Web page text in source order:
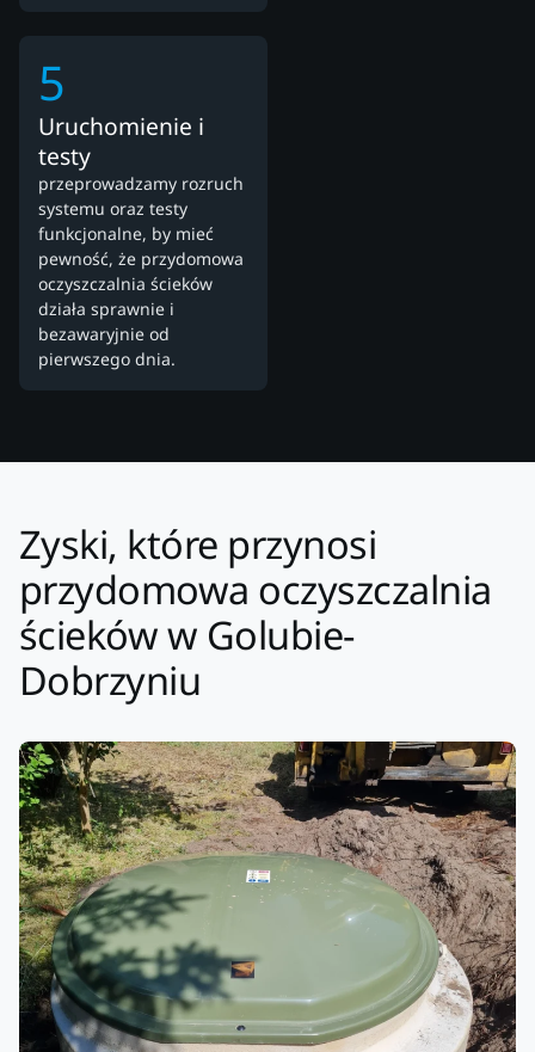
5
Uruchomienie i
testy
przeprowadzamy rozruch
systemu oraz testy
funkcjonalne, by mieć
pewność, że przydomowa
oczyszczalnia ścieków
działa sprawnie i
bezawaryjnie od
pierwszego dnia.
Zyski, które przynosi
przydomowa oczyszczalnia
ścieków w Golubie-
Dobrzyniu